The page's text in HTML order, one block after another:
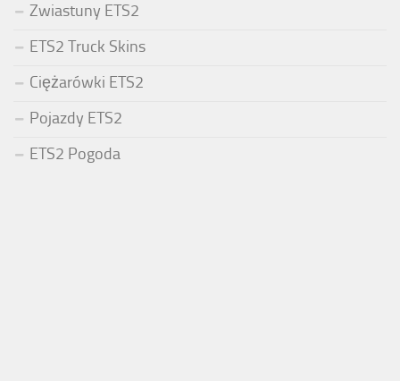
Zwiastuny ETS2
ETS2 Truck Skins
Ciężarówki ETS2
Pojazdy ETS2
ETS2 Pogoda